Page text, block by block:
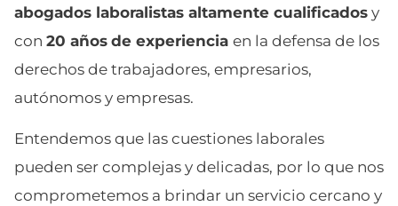
abogados laboralistas altamente cualificados y
con 20 años de experiencia en la defensa de los
derechos de trabajadores, empresarios,
autónomos y empresas.
Entendemos que las cuestiones laborales
pueden ser complejas y delicadas, por lo que nos
comprometemos a brindar un servicio cercano y